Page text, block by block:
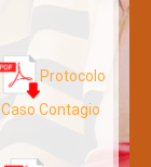
Protocolo
Caso Contagio